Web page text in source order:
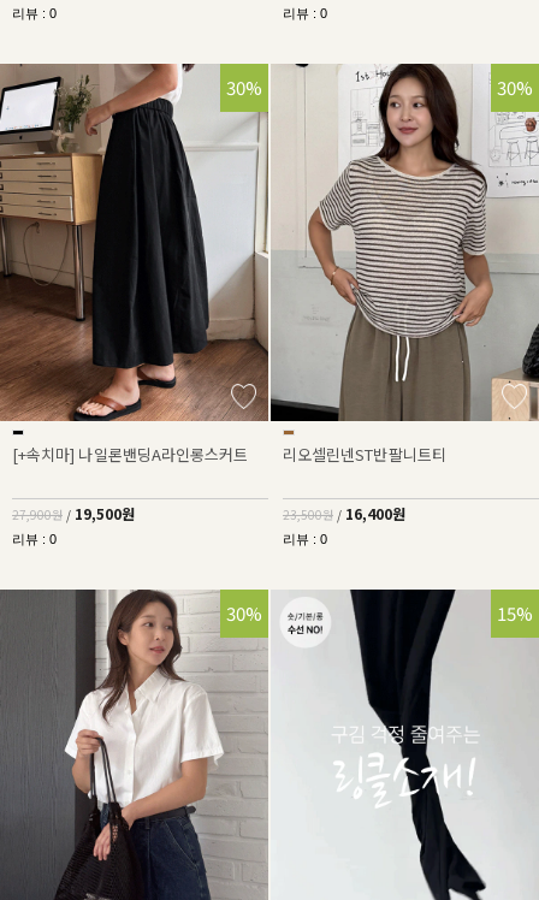
리뷰 : 0 리뷰 : 0
30%
[+속치마] 나일론밴딩A라인롱스커트
27,900원 / 19,500원
리뷰 : 0
30%
리오셀린넨ST반팔니트티
23,500원 / 16,400원
리뷰 : 0
30% 15%